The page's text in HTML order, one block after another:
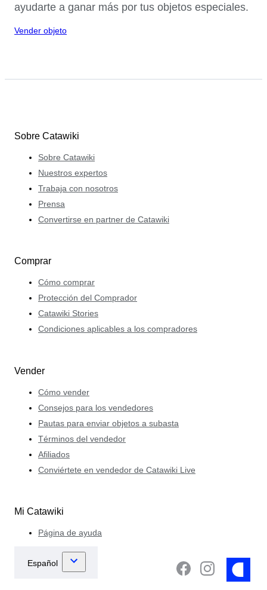
ayudarte a ganar más por tus objetos especiales.
Vender objeto
Sobre Catawiki
Sobre Catawiki
Nuestros expertos
Trabaja con nosotros
Prensa
Convertirse en partner de Catawiki
Comprar
Cómo comprar
Protección del Comprador
Catawiki Stories
Condiciones aplicables a los compradores
Vender
Cómo vender
Consejos para los vendedores
Pautas para enviar objetos a subasta
Términos del vendedor
Afiliados
Conviértete en vendedor de Catawiki Live
Mi Catawiki
Página de ayuda